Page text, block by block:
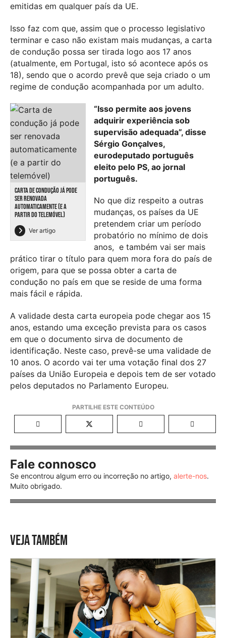
emitidas em qualquer país da UE.
Isso faz com que, assim que o processo legislativo
terminar e caso não existam mais mudanças, a carta
de condução possa ser tirada logo aos 17 anos
(atualmente, em Portugal, isto só acontece após os
18), sendo que o acordo prevê que seja criado o um
regime de condução acompanhada por um adulto.
CARTA DE CONDUÇÃO JÁ PODE
SER RENOVADA
AUTOMATICAMENTE (E A
PARTIR DO TELEMÓVEL)
Ver artigo
“Isso permite aos jovens
adquirir experiência sob
supervisão adequada”, disse
Sérgio Gonçalves,
eurodeputado português
eleito pelo PS, ao jornal
português.
No que diz respeito a outras
mudanças, os países da UE
pretendem criar um período
probatório no mínimo de dois
anos, e também vai ser mais
prático tirar o título para quem mora fora do país de
origem, para que se possa obter a carta de
condução no país em que se reside de uma forma
mais fácil e rápida.
A validade desta carta europeia pode chegar aos 15
anos, estando uma exceção prevista para os casos
em que o documento sirva de documento de
identificação. Neste caso, prevê-se uma validade de
10 anos. O acordo vai ter uma votação final dos 27
países da União Europeia e depois tem de ser votado
pelos deputados no Parlamento Europeu.
Fale connosco
Se encontrou algum erro ou incorreção no artigo, alerte-nos.
Muito obrigado.
VEJA TAMBÉM